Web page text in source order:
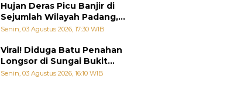
Hujan Deras Picu Banjir di
Sejumlah Wilayah Padang,
Fadly Amran Perintahkan
Senin, 03 Agustus 2026, 17:30 WIB
Viral! Diduga Batu Penahan
Longsor di Sungai Bukit
Nago Padang Diambil, Warga
Senin, 03 Agustus 2026, 16:10 WIB